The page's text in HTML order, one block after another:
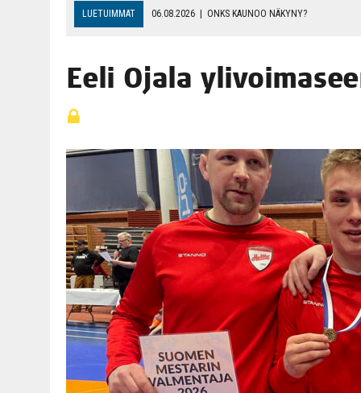
LUETUIMMAT 06.08.2026 | ONKS KAU­NOO NÄKYNY?
06.08.2026 | OPIN­TOI­HIN KAN­SA­LAIS­OPIS­TOS­SA VOI SAA­DA
TOI­VEI­DEN KOTI IISTÄ!
Eeli Oja­la